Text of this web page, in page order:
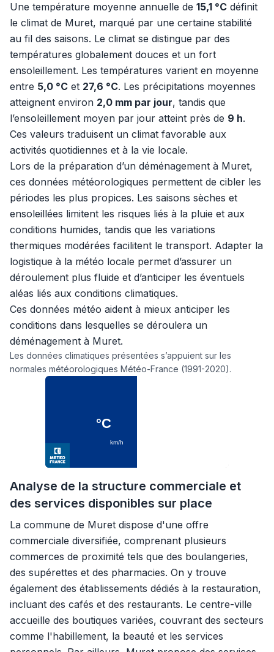
Une température moyenne annuelle de 15,1 °C définit
le climat de Muret, marqué par une certaine stabilité
au fil des saisons. Le climat se distingue par des
températures globalement douces et un fort
ensoleillement. Les températures varient en moyenne
entre 5,0 °C et 27,6 °C. Les précipitations moyennes
atteignent environ 2,0 mm par jour, tandis que
l’ensoleillement moyen par jour atteint près de 9 h.
Ces valeurs traduisent un climat favorable aux
activités quotidiennes et à la vie locale.
Lors de la préparation d’un déménagement à Muret,
ces données météorologiques permettent de cibler les
périodes les plus propices. Les saisons sèches et
ensoleillées limitent les risques liés à la pluie et aux
conditions humides, tandis que les variations
thermiques modérées facilitent le transport. Adapter la
logistique à la météo locale permet d’assurer un
déroulement plus fluide et d’anticiper les éventuels
aléas liés aux conditions climatiques.
Ces données météo aident à mieux anticiper les
conditions dans lesquelles se déroulera un
déménagement à Muret.
Les données climatiques présentées s’appuient sur les
normales météorologiques Météo-France (1991-2020).
Analyse de la structure commerciale et
des services disponibles sur place
La commune de Muret dispose d'une offre
commerciale diversifiée, comprenant plusieurs
commerces de proximité tels que des boulangeries,
des supérettes et des pharmacies. On y trouve
également des établissements dédiés à la restauration,
incluant des cafés et des restaurants. Le centre-ville
accueille des boutiques variées, couvrant des secteurs
comme l'habillement, la beauté et les services